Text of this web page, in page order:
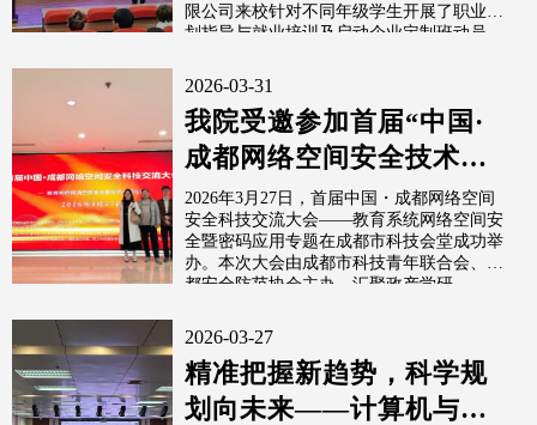
限公司来校针对不同年级学生开展了职业规
划指导与就业培训及启动企业定制班动员
2026-03-31
我院受邀参加首届“中国·
成都网络空间安全技术交
流大会”并斩获多项论文奖
项
2026年3月27日，首届中国・成都网络空间
安全科技交流大会——教育系统网络空间安
全暨密码应用专题在成都市科技会堂成功举
办。本次大会由成都市科技青年联合会、成
都安全防范协会主办，汇聚政产学研...
2026-03-27
精准把握新趋势，科学规
划向未来——计算机与软